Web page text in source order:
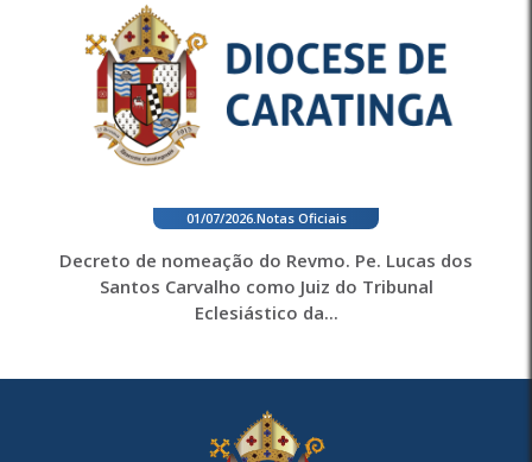
01/07/2026. Notas Oficiais
Decreto de nomeação do Revmo. Pe. Lucas dos
Santos Carvalho como Juiz do Tribunal
Eclesiástico da...